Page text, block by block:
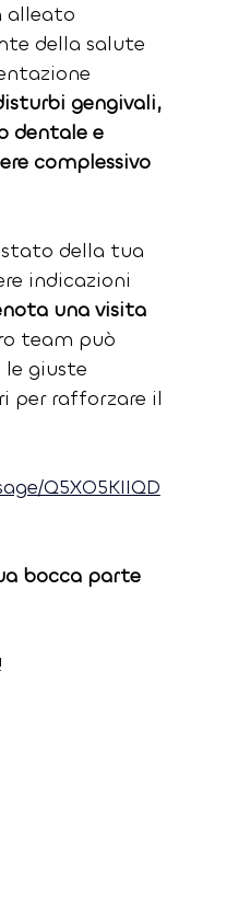
alleato
della salute
gengivali,
dentale e
complessivo
della tua
indicazioni
una visita
team può
giuste
per rafforzare il
Q5XO5KIIQD
bocca parte